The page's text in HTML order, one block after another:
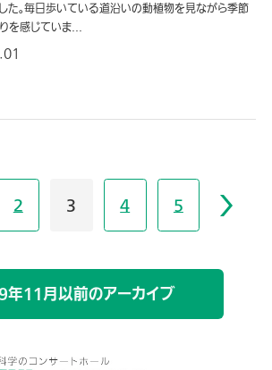
た。毎日歩いている道沿いの動植物を見ながら季節
を感じていま...
2 3 4 5
11月以前のアーカイブ